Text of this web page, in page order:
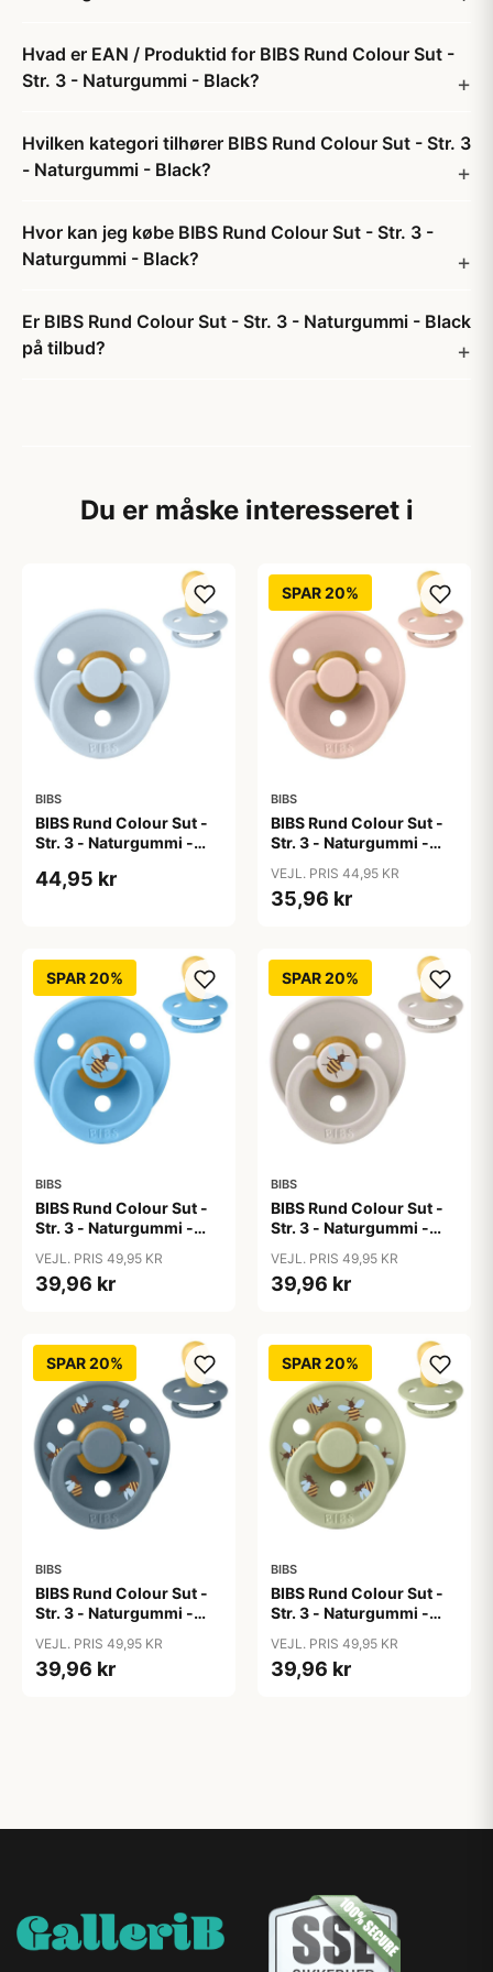
Hvad er EAN / Produktid for BIBS Rund Colour Sut -
Str. 3 - Naturgummi - Black?
Hvilken kategori tilhører BIBS Rund Colour Sut - Str. 3
- Naturgummi - Black?
Hvor kan jeg købe BIBS Rund Colour Sut - Str. 3 -
Naturgummi - Black?
Er BIBS Rund Colour Sut - Str. 3 - Naturgummi - Black
på tilbud?
Du er måske interesseret i
BIBS
BIBS Rund Colour Sut -
Str. 3 - Naturgummi -
44,95 kr
SPAR 20%
BIBS
BIBS Rund Colour Sut -
Str. 3 - Naturgummi -
VEJL. PRIS 44,95 KR
35,96 kr
SPAR 20%
BIBS
BIBS Rund Colour Sut -
Str. 3 - Naturgummi -
Breeze
VEJL. PRIS 49,95 KR
39,96 kr
SPAR 20%
BIBS
BIBS Rund Colour Sut -
Str. 3 - Naturgummi -
Mushroom
VEJL. PRIS 49,95 KR
39,96 kr
SPAR 20%
BIBS
BIBS Rund Colour Sut -
Str. 3 - Naturgummi -
Petrol
VEJL. PRIS 49,95 KR
39,96 kr
SPAR 20%
BIBS
BIBS Rund Colour Sut -
Str. 3 - Naturgummi -
Sage
VEJL. PRIS 49,95 KR
39,96 kr